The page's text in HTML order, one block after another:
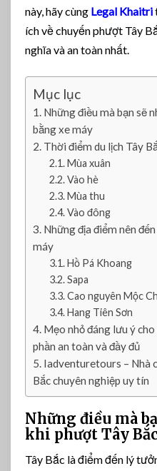
này, hãy cùng Legal Khaitri
ích về chuyến phượt Tây
nghĩa và an toàn nhất.
Mục lục
Những điều mà bạn sẽ
bằng xe máy
Thời điểm du lịch Tây
Mùa xuân
Vào hè
Mùa thu
Vào đông
Những địa điểm nên
máy
Hồ Pá Khoang
Sapa
Cao nguyên Mộc
Hang Tiên Sơn
Mẹo nhỏ đáng lưu ý
phần an toàn và đầy đủ
Iadventuretours – Nhà
Bắc chuyên nghiệp uy tín
Những điều mà
khi phượt Tây
Tây Bắc là điểm đến lý